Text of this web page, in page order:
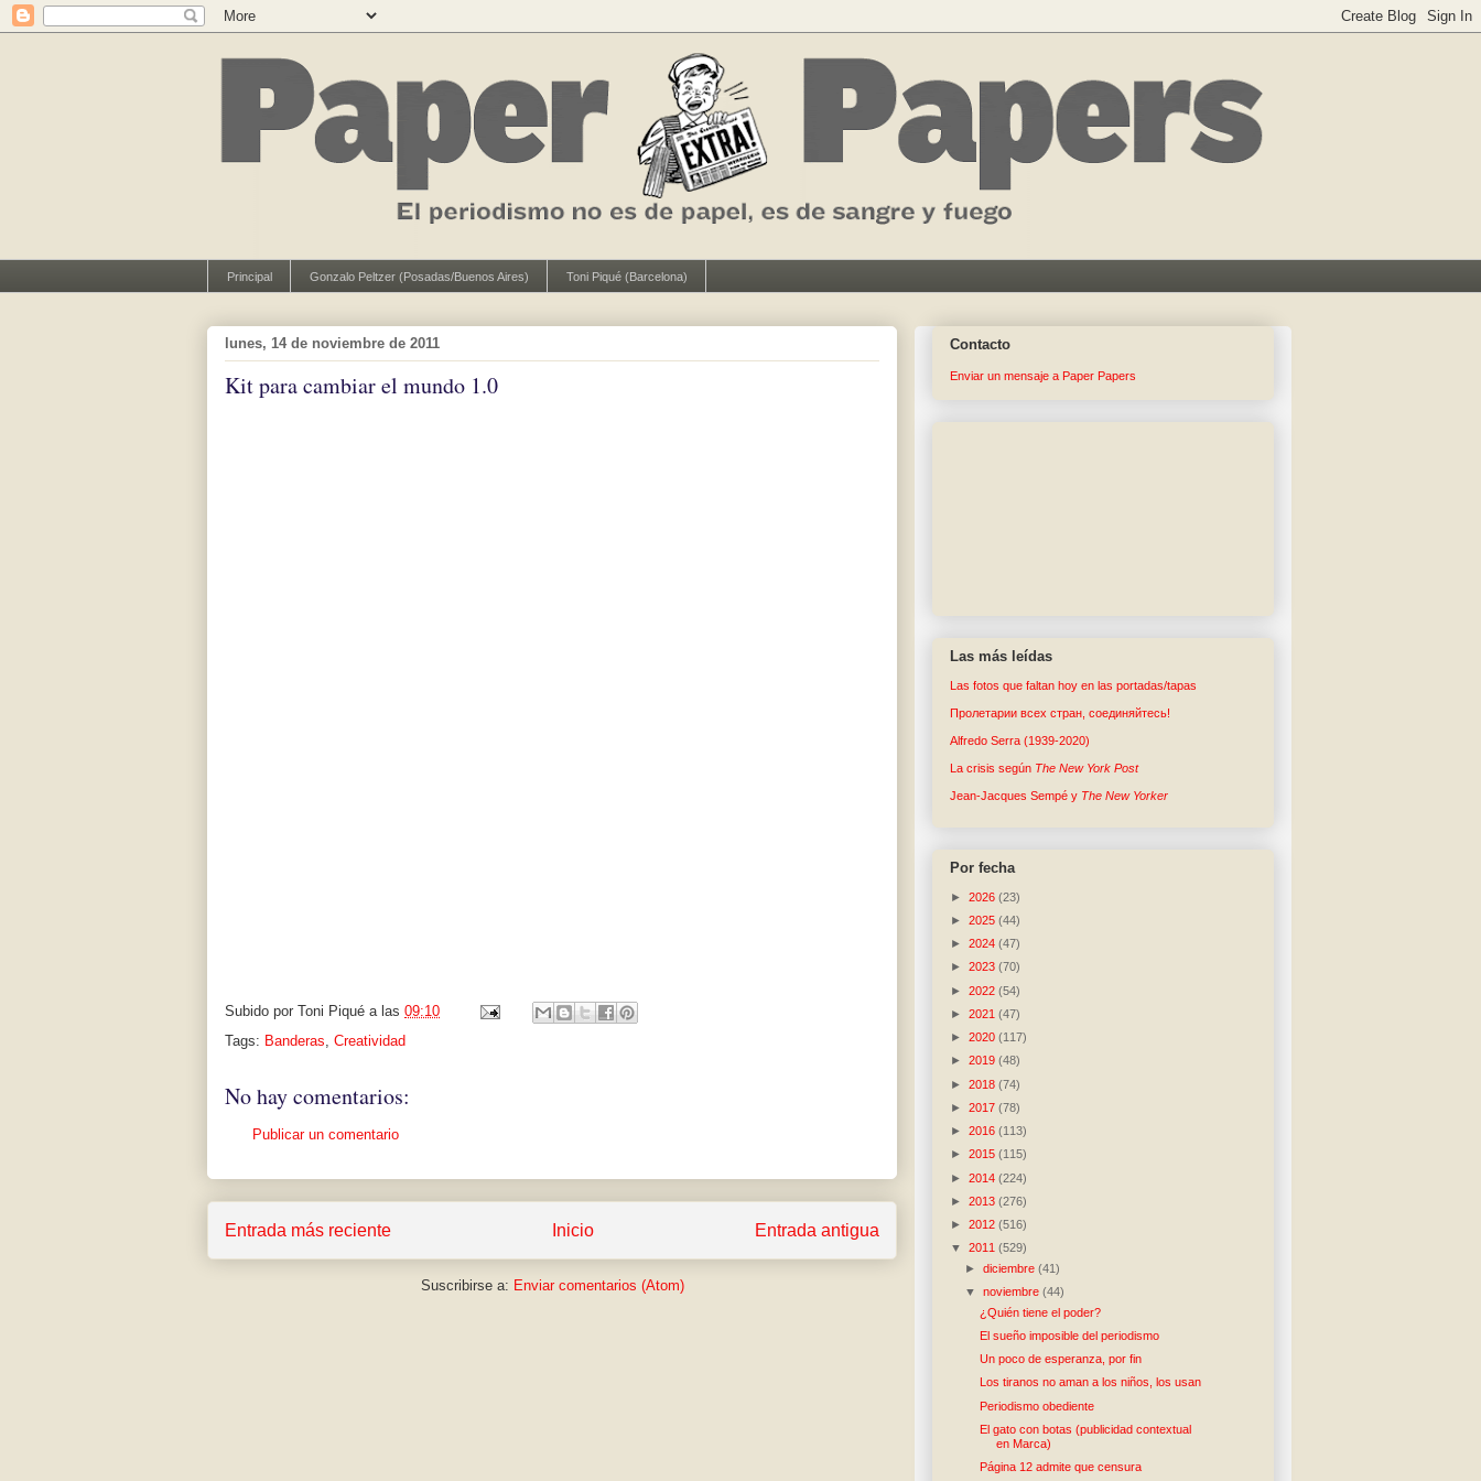
Principal Gonzalo Peltzer (Posadas/Buenos Aires) Toni Piqué (Barcelona)
lunes, 14 de noviembre de 2011
Kit para cambiar el mundo 1.0
Subido por Toni Piqué a las 09:10
Tags: Banderas, Creatividad
No hay comentarios:
Publicar un comentario
Entrada más reciente Entrada antigua
Inicio
Suscribirse a: Enviar comentarios (Atom)
Contacto
Enviar un mensaje a Paper Papers
Las más leídas
Las fotos que faltan hoy en las portadas/tapas
Пролетарии всех стран, соединяйтесь!
Alfredo Serra (1939-2020)
La crisis según The New York Post
Jean-Jacques Sempé y The New Yorker
Por fecha
► 2026 (23)
► 2025 (44)
► 2024 (47)
► 2023 (70)
► 2022 (54)
► 2021 (47)
► 2020 (117)
► 2019 (48)
► 2018 (74)
► 2017 (78)
► 2016 (113)
► 2015 (115)
► 2014 (224)
► 2013 (276)
► 2012 (516)
▼ 2011 (529)
►diciembre(41)
▼noviembre(44)
¿Quién tiene el poder?
El sueño imposible del periodismo
Un poco de esperanza, por fin
Los tiranos no aman a los niños, los usan
Periodismo obediente
El gato con botas (publicidad contextual
en Marca)
Página 12 admite que censura